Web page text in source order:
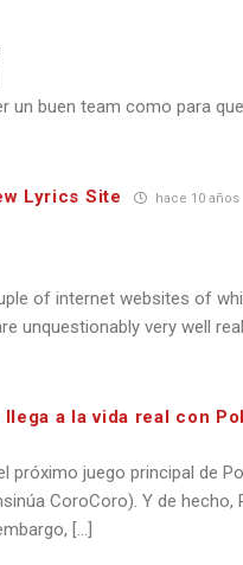
un buen team como para
Lyrics Site hace 10 años
of internet websites of
unquestionably very well
llega a la vida real con
próximo juego principal de
CoroCoro). Y de
[…]